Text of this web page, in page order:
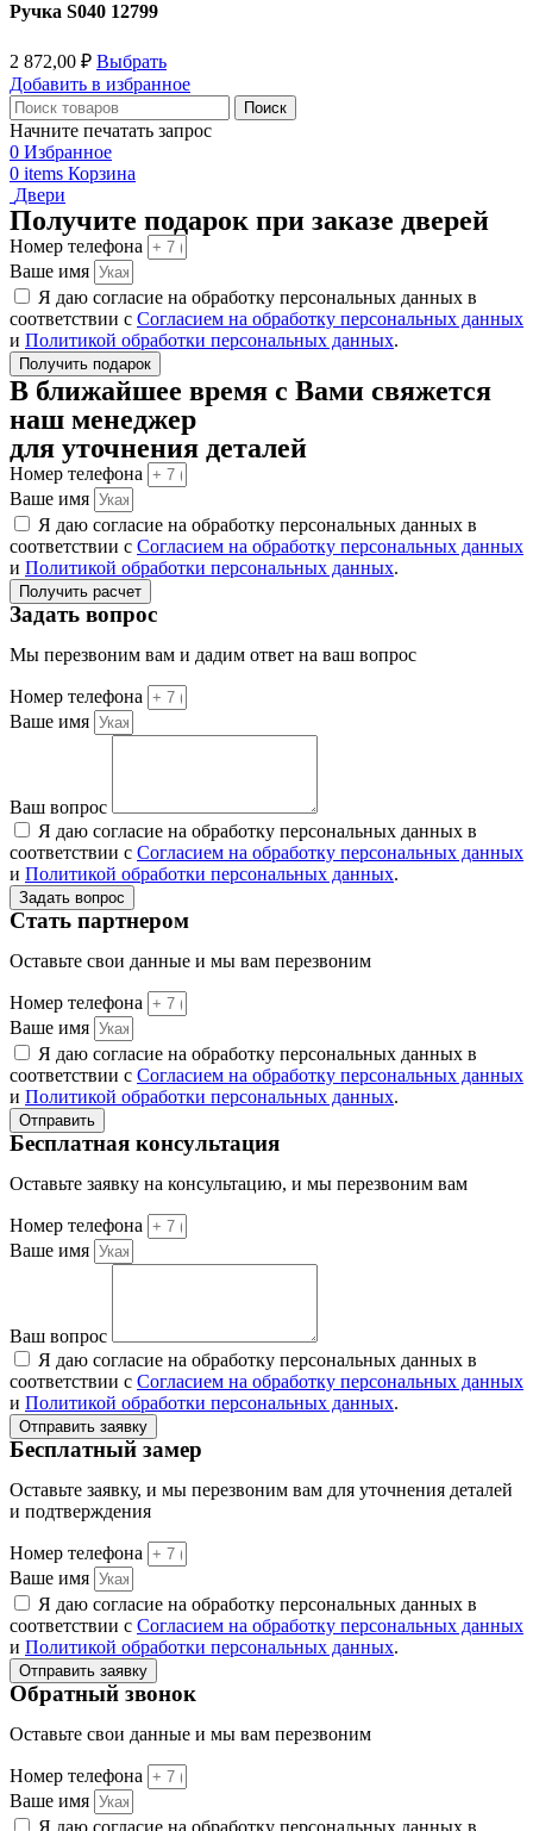
Ручка S040 12799
2 872,00 ₽ Выбрать
Добавить в избранное
Поиск
Начните печатать запрос
0 Избранное
0 items Корзина
Двери
Получите подарок при заказе дверей
Номер телефона
Ваше имя
Я даю согласие на обработку персональных данных в
соответствии с Согласием на обработку персональных данных
и Политикой обработки персональных данных.
Получить подарок
В ближайшее время с Вами свяжется
наш менеджер
для уточнения деталей
Номер телефона
Ваше имя
Я даю согласие на обработку персональных данных в
соответствии с Согласием на обработку персональных данных
и Политикой обработки персональных данных.
Получить расчет
Задать вопрос
Мы перезвоним вам и дадим ответ на ваш вопрос
Номер телефона
Ваше имя
Ваш вопрос
Я даю согласие на обработку персональных данных в
соответствии с Согласием на обработку персональных данных
и Политикой обработки персональных данных.
Задать вопрос
Стать партнером
Оставьте свои данные и мы вам перезвоним
Номер телефона
Ваше имя
Я даю согласие на обработку персональных данных в
соответствии с Согласием на обработку персональных данных
и Политикой обработки персональных данных.
Отправить
Бесплатная консультация
Оставьте заявку на консультацию, и мы перезвоним вам
Номер телефона
Ваше имя
Ваш вопрос
Я даю согласие на обработку персональных данных в
соответствии с Согласием на обработку персональных данных
и Политикой обработки персональных данных.
Отправить заявку
Бесплатный замер
Оставьте заявку, и мы перезвоним вам для уточнения деталей
и подтверждения
Номер телефона
Ваше имя
Я даю согласие на обработку персональных данных в
соответствии с Согласием на обработку персональных данных
и Политикой обработки персональных данных.
Отправить заявку
Обратный звонок
Оставьте свои данные и мы вам перезвоним
Номер телефона
Ваше имя